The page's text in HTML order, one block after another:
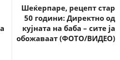
Шеќерпаре, рецепт стар
50 години: Директно од
кујната на баба – сите ја
обожаваат (ФОТО/ВИДЕО)